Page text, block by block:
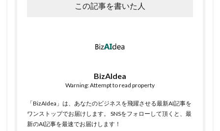
この記事を書いた人
BizAIdea
Warning: Attempt to read property
「BizAIdea」は、あなたのビジネスを飛躍させる最新AI記事を
ワンストップでお届けします。 SNSをフォローして頂くと、最
新のAI記事を最速でお届けします！